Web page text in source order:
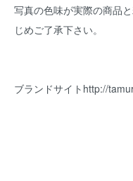
写真の色味が実際の商品
じめご了承下さい。
ブランドサイト http://